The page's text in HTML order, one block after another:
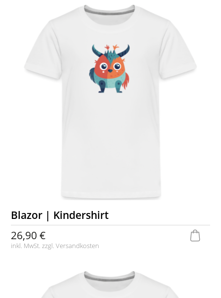
Blazor | Kindershirt
26,90 €
inkl. MwSt. zzgl.Versandkosten